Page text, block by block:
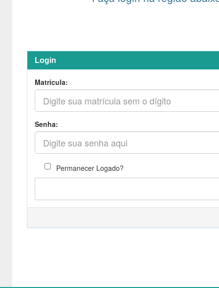
Login
Matrícula:
Senha:
Permanecer Logado?